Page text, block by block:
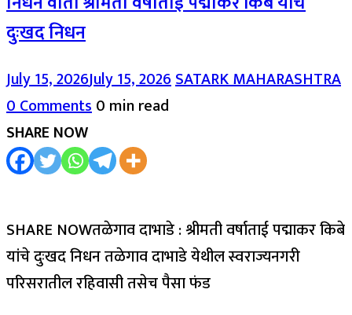
दुःखद निधन
July 15, 2026July 15, 2026SATARK MAHARASHTRA
0 Comments0 min read
SHARE NOW
SHARE NOWतळेगाव दाभाडे : श्रीमती वर्षाताई पद्माकर किबे
यांचे दुःखद निधन तळेगाव दाभाडे येथील स्वराज्यनगरी
परिसरातील रहिवासी तसेच पैसा फंड